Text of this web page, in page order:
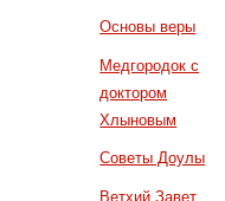
Основы веры
Медгородок с
доктором
Хлыновым
Советы Доулы
Ветхий Завет